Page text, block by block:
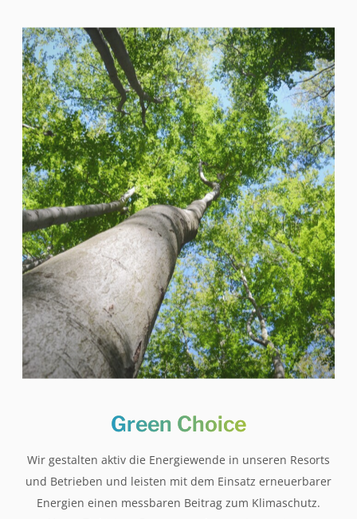
Green Choice
Wir gestalten aktiv die Energiewende in unseren Resorts
und Betrieben und leisten mit dem Einsatz erneuerbarer
Energien einen messbaren Beitrag zum Klimaschutz.